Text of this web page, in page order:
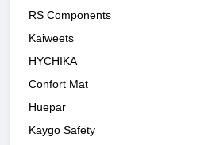
RS Components
Kaiweets
HYCHIKA
Confort Mat
Huepar
Kaygo Safety